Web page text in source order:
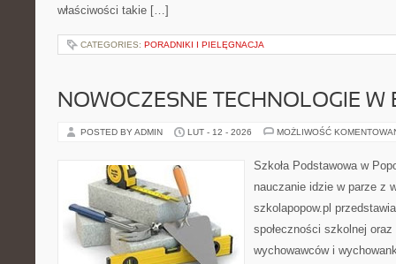
właściwości takie […]
CATEGORIES: PORADNIKI I PIELĘGNACJA
NOWOCZESNE TECHNOLOGIE W
POSTED BY ADMIN LUT - 12 - 2026 MOŻLIWOŚĆ
Szkoła Podstawowa w
nauczanie idzie w parze z
szkolapopow.pl
społeczności szkolnej
wychowawców i